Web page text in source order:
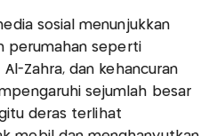
sosial menunjukkan
perumahan seperti
Al-Zahra, dan kehancuran
sejumlah besar
deras terlihat